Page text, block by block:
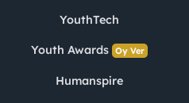
YouthTech
Youth Awards Oy Ver
Humanspire